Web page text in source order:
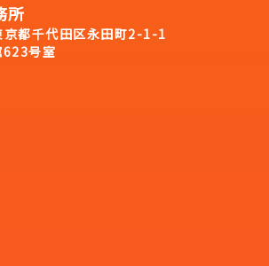
所
都千代田区永田町2-1-1
623号室